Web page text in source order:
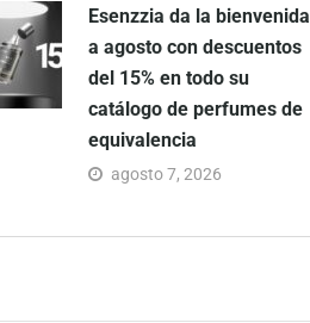
Esenzzia da la bienvenida
a agosto con descuentos
del 15% en todo su
catálogo de perfumes de
equivalencia
agosto 7, 2026